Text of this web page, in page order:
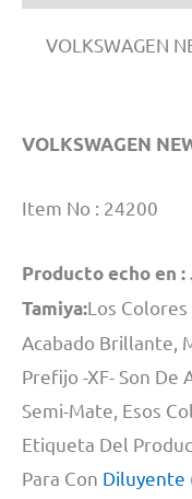
VOLKSWAGEN
VOLKSWAGEN
Item No : 24200
Producto echo en :
Tamiya:Los
Acabado Brillante,
Prefijo -XF- Son De
Semi-Mate, Esos
Etiqueta Del
Para Con Diluyente